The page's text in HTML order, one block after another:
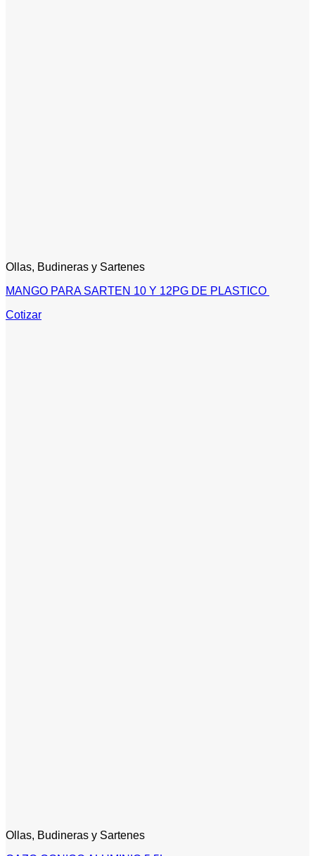
Ollas, Budineras y Sartenes
MANGO PARA SARTEN 10 Y 12PG DE PLASTICO
Cotizar
Ollas, Budineras y Sartenes